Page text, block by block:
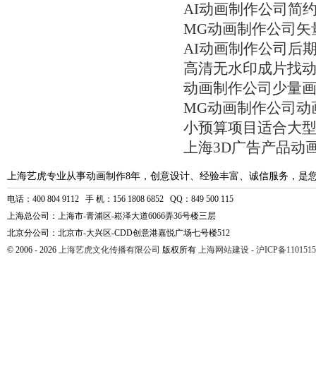
AI动画制作公司简
MG动画制作公司
AI动画制作公司后
高清无水印成片找
动画制作公司少量
MG动画制作公司
小预算项目适合大
上海3D广告产品动
上海艺虎专业从事动画制作8年，创意设计、经验丰富、诚信服务，是
电话：400 804 9112 手 机：156 1808 6852 QQ：849 500 115
上海总公司：上海市-青浦区-崧泽大道6066弄36号楼三层
北京分公司：北京市-大兴区-CDD创意港嘉悦广场七号楼512
© 2006 - 2026 上海艺虎文化传播有限公司 版权所有 上海网站建设 - 沪ICP备